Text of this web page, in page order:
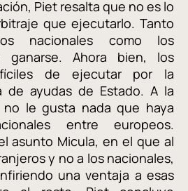
Piet resalta que no es lo
que ejecutarlo. Tanto
nacionales como los
ganarse. Ahora bien, los
de ejecutar por la
de ayudas de Estado. A la
no le gusta nada que haya
entre europeos.
asunto Micula, en el que al
y no a los nacionales,
una ventaja a esas